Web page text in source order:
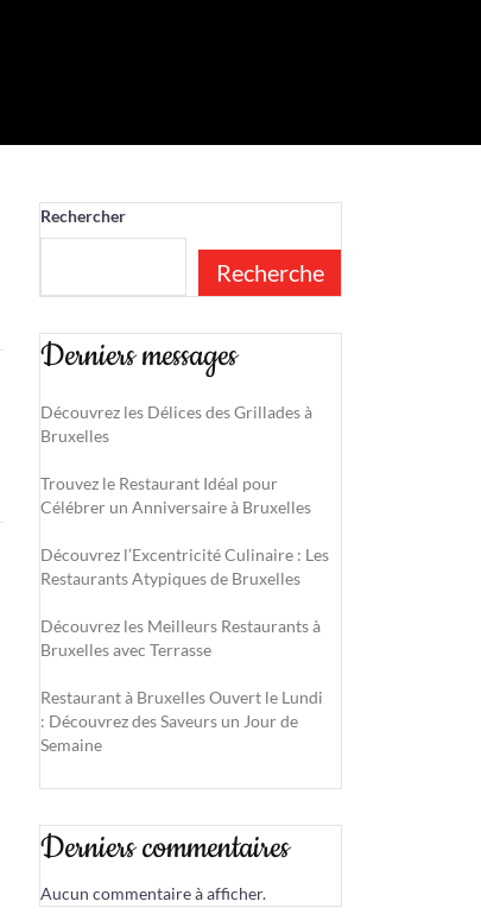
Rechercher
Recherche
Derniers messages
Découvrez les Délices des Grillades à
Bruxelles
Trouvez le Restaurant Idéal pour
Célébrer un Anniversaire à Bruxelles
Découvrez l’Excentricité Culinaire : Les
Restaurants Atypiques de Bruxelles
Découvrez les Meilleurs Restaurants à
Bruxelles avec Terrasse
Restaurant à Bruxelles Ouvert le Lundi
: Découvrez des Saveurs un Jour de
Semaine
Derniers commentaires
Aucun commentaire à afficher.